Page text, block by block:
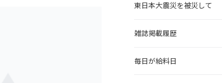
東日本大震災を被災して
雑誌掲載履歴
毎日が給料日